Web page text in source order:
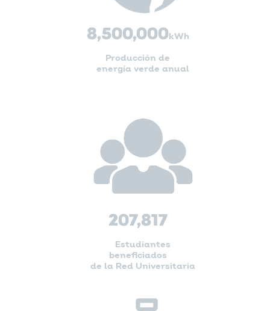
8,500,000kWh
Producción de
energía verde anual
207,817
Estudiantes
beneficiados
de la Red Universitaria